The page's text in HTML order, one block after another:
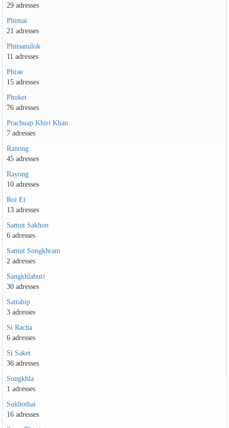
29 adresses
Phimai
21 adresses
Phitsanulok
11 adresses
Phrae
15 adresses
Phuket
76 adresses
Prachuap Khiri Khan
7 adresses
Ranong
45 adresses
Rayong
10 adresses
Roi Et
13 adresses
Samut Sakhon
6 adresses
Samut Songkhram
2 adresses
Sangkhlaburi
30 adresses
Sattahip
3 adresses
Si Racha
6 adresses
Si Saket
36 adresses
Songkhla
1 adresses
Sukhothai
16 adresses